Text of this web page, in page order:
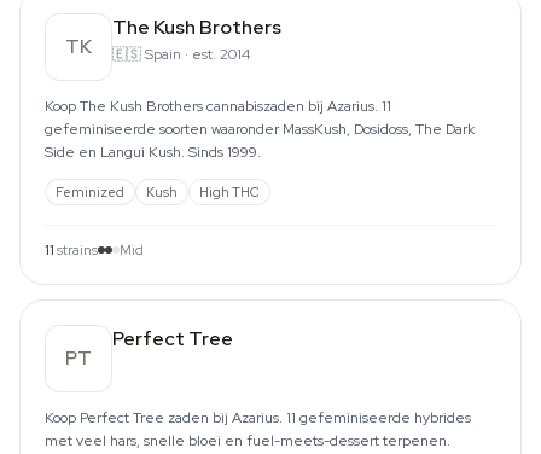
TK
The Kush Brothers
🇪🇸Spain · est. 2014
Koop The Kush Brothers cannabiszaden bij Azarius. 11
gefeminiseerde soorten waaronder MassKush, Dosidoss, The Dark
Side en Langui Kush. Sinds 1999.
Feminized Kush High THC
11 strains Mid
PT
Perfect Tree
Koop Perfect Tree zaden bij Azarius. 11 gefeminiseerde hybrides
met veel hars, snelle bloei en fuel-meets-dessert terpenen.